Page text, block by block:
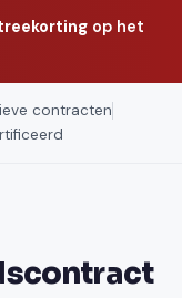
op het
contracten